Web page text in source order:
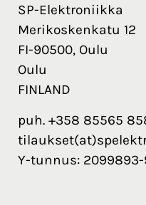
SP-Elektroniikka
Merikoskenkatu 12
FI-90500, Oulu
Oulu
FINLAND
puh. +358 85565
Y-tunnus: